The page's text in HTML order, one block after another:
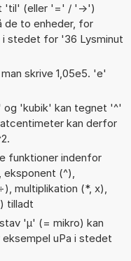
'til' (eller '=' / '->')
de to enheder, for
stedet for '36 Lysminut
skrive 1,05e5. 'e'
'kubik' kan tegnet '^'
kan derfor
funktioner indenfor
(^),
multiplikation (*, x),
tilladt
'µ' (= mikro) kan
uPa i stedet